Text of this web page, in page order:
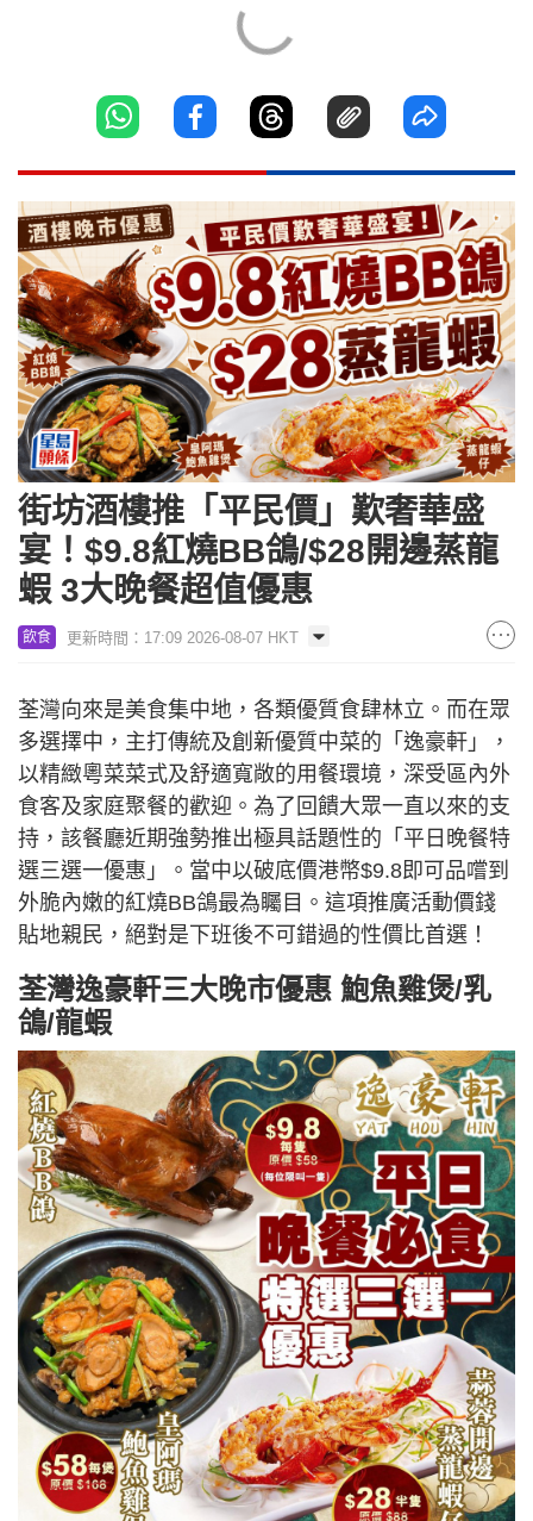
街坊酒樓推「平民價」歎奢華盛
宴！$9.8紅燒BB鴿/$28開邊蒸龍
蝦 3大晚餐超值優惠
飲食 更新時間：17:09 2026-08-07 HKT
荃灣向來是美食集中地，各類優質食肆林立。而在眾
多選擇中，主打傳統及創新優質中菜的「逸豪軒」，
以精緻粵菜菜式及舒適寬敞的用餐環境，深受區內外
食客及家庭聚餐的歡迎。為了回饋大眾一直以來的支
持，該餐廳近期強勢推出極具話題性的「平日晚餐特
選三選一優惠」。當中以破底價港幣$9.8即可品嚐到
外脆內嫩的紅燒BB鴿最為矚目。這項推廣活動價錢
貼地親民，絕對是下班後不可錯過的性價比首選！
荃灣逸豪軒三大晚市優惠 鮑魚雞煲/乳
鴿/龍蝦